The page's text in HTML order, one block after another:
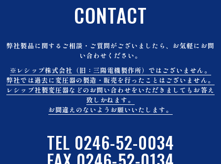
CONTACT
弊社製品に関するご相談・ご質問がございましたら、お気軽にお問
い合わせください。
※レシップ株式会社（旧：三陽電機製作所）ではございません。
弊社では過去に変圧器の製造・販売を行ったことはございません。
レシップ社製変圧器などのお問い合わせをいただきましてもお答え
致しかねます。
お間違えのないようお願いいたします。
TEL 0246-52-0034